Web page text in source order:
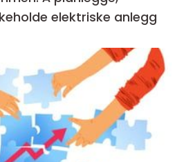
elektriske anlegg